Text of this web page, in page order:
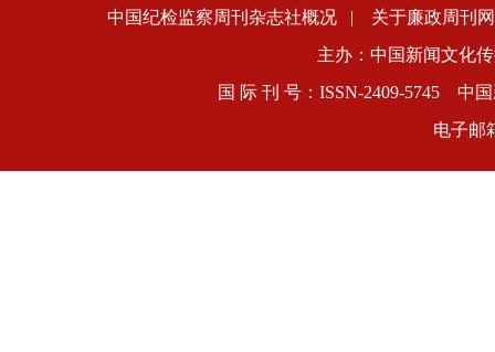
中国纪检监察周刊杂志社概况 |
关于廉政周刊网
主办：中国新闻文化
国 际 刊 号：ISSN-2409-5745 中
电子邮